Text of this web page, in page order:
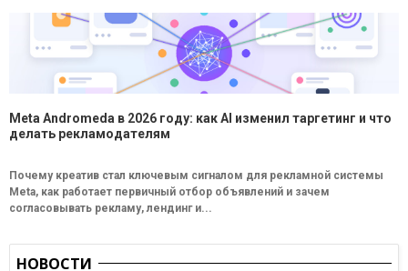
Meta Andromeda в 2026 году: как AI изменил таргетинг и что
делать рекламодателям
Почему креатив стал ключевым сигналом для рекламной системы
Meta, как работает первичный отбор объявлений и зачем
согласовывать рекламу, лендинг и...
НОВОСТИ